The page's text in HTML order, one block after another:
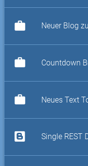
work Neuer Blog
work Countdown
work Neues Text
Single REST